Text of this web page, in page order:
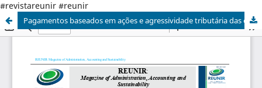
#revistareunir #reunir
Pagamentos baseados em ações e agressividade tributária das empresas do setor de bens industriais